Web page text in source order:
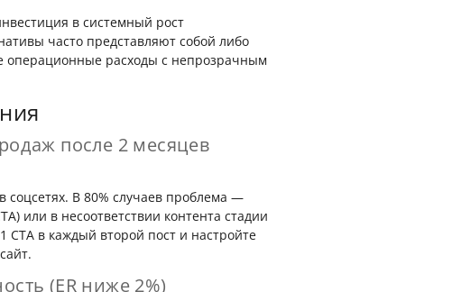
в системный рост
часто представляют собой либо
операционные расходы с непрозрачным
после 2 месяцев
В 80% случаев проблема —
или в несоответствии контента стадии
в каждый второй пост и настройте
(ER ниже 2%)